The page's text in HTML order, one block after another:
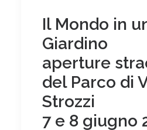
Il Mondo in
Giardino
aperture
del Parco di
Strozzi
7 e 8 giugno